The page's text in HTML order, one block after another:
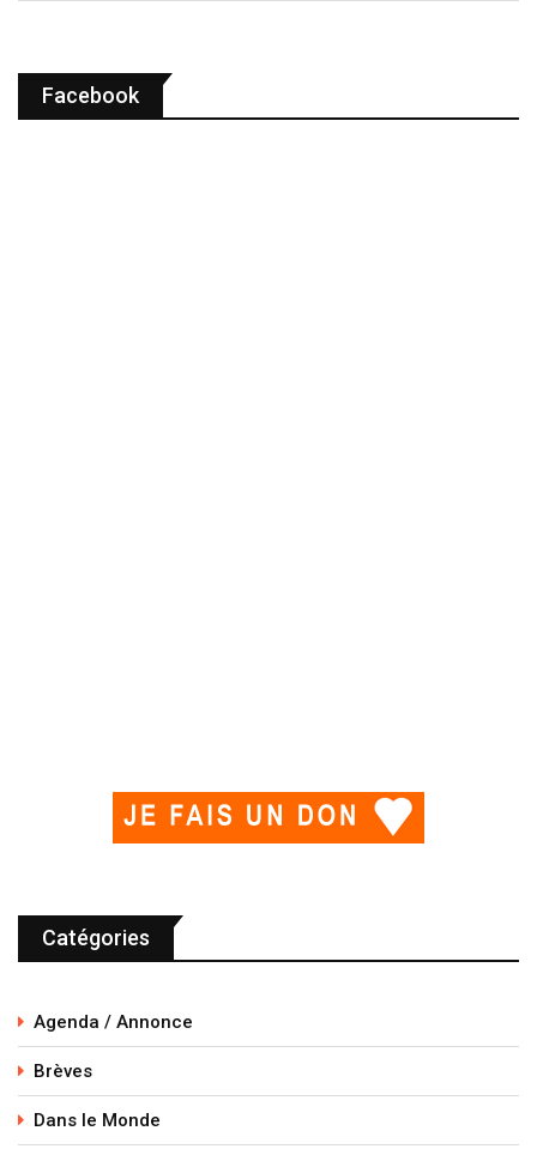
Facebook
Catégories
Agenda / Annonce
Brèves
Dans le Monde